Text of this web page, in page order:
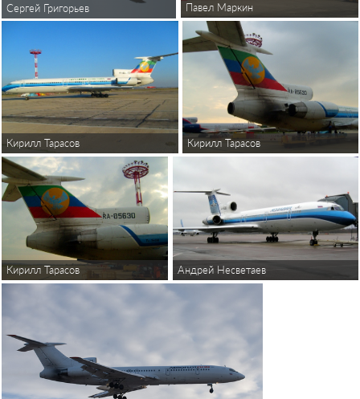
Сергей Григорьев Павел Маркин
Кирилл Тарасов Кирилл Тарасов
Кирилл Тарасов Андрей Несветаев